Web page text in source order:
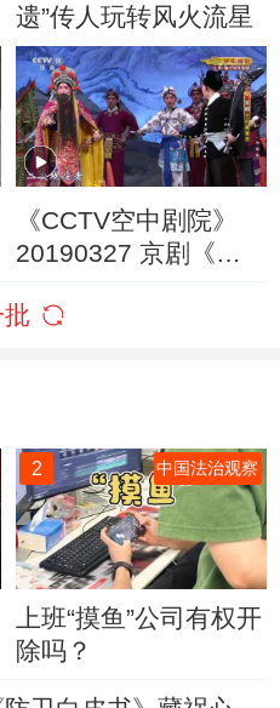
遗”传人玩转风火流星
《CCTV空中剧院》
20190327 京剧《三
2 中国法治观察
上班“摸鱼”公司有权开
除吗？